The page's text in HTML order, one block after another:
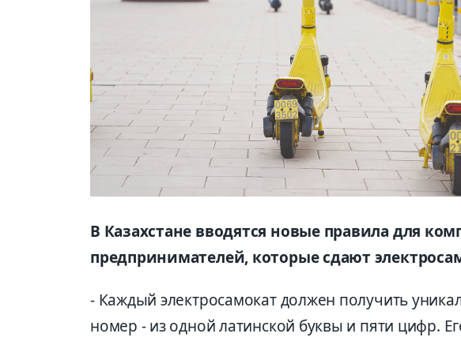
В Казахстане вводятся новые правила для
предпринимателей, которые сдают
- Каждый электросамокат должен получить
номер - из одной латинской буквы и пяти цифр.